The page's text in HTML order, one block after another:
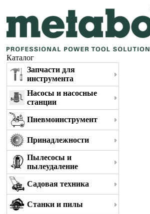
Каталог
Запчасти для
инструмента
Насосы и насосные
станции
Пневмоинструмент
Принадлежности
Пылесосы и
пылеудаление
Садовая техника
Станки и пилы